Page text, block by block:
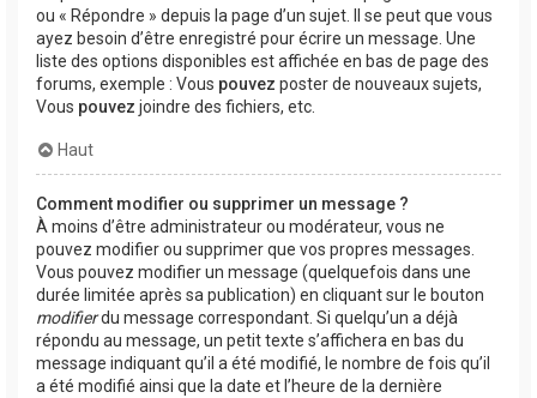
ou « Répondre » depuis la page d’un sujet. Il se peut que vous
ayez besoin d’être enregistré pour écrire un message. Une
liste des options disponibles est affichée en bas de page des
forums, exemple : Vous pouvez poster de nouveaux sujets,
Vous pouvez joindre des fichiers, etc.
Haut
Comment modifier ou supprimer un message ?
À moins d’être administrateur ou modérateur, vous ne
pouvez modifier ou supprimer que vos propres messages.
Vous pouvez modifier un message (quelquefois dans une
durée limitée après sa publication) en cliquant sur le bouton
modifierdu message correspondant. Si quelqu’un a déjà
répondu au message, un petit texte s’affichera en bas du
message indiquant qu’il a été modifié, le nombre de fois qu’il
a été modifié ainsi que la date et l’heure de la dernière